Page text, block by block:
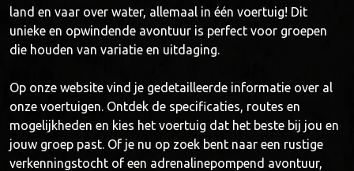
land en vaar over water, allemaal in één voertuig! Dit
unieke en opwindende avontuur is perfect voor groepen
die houden van variatie en uitdaging.
Op onze website vind je gedetailleerde informatie over al
onze voertuigen. Ontdek de specificaties, routes en
mogelijkheden en kies het voertuig dat het beste bij jou en
jouw groep past. Of je nu op zoek bent naar een rustige
verkenningstocht of een adrenalinepompend avontuur,